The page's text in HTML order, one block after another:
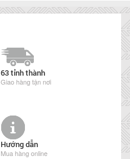
63 tỉnh thành
Giao hàng tận nơi
Hướng dẫn
Mua hàng online